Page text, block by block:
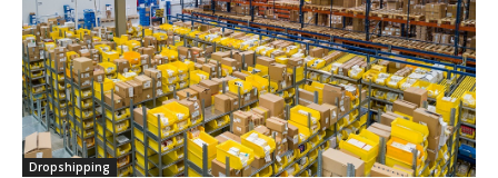
Dropshipping